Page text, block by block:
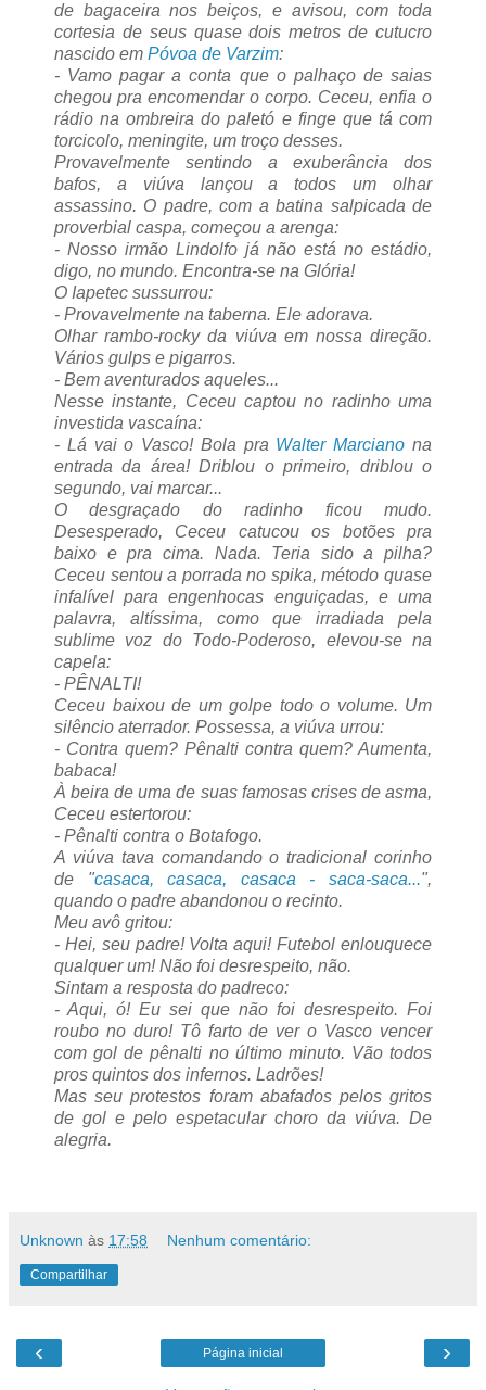
de bagaceira nos beiços, e avisou, com toda
cortesia de seus quase dois metros de cutucro
nascido em Póvoa de Varzim:
- Vamo pagar a conta que o palhaço de saias
chegou pra encomendar o corpo. Ceceu, enfia o
rádio na ombreira do paletó e finge que tá com
torcicolo, meningite, um troço desses.
Provavelmente sentindo a exuberância dos
bafos, a viúva lançou a todos um olhar
assassino. O padre, com a batina salpicada de
proverbial caspa, começou a arenga:
- Nosso irmão Lindolfo já não está no estádio,
digo, no mundo. Encontra-se na Glória!
O Iapetec sussurrou:
- Provavelmente na taberna. Ele adorava.
Olhar rambo-rocky da viúva em nossa direção.
Vários gulps e pigarros.
- Bem aventurados aqueles...
Nesse instante, Ceceu captou no radinho uma
investida vascaína:
- Lá vai o Vasco! Bola pra Walter Marciano na
entrada da área! Driblou o primeiro, driblou o
segundo, vai marcar...
O desgraçado do radinho ficou mudo.
Desesperado, Ceceu catucou os botões pra
baixo e pra cima. Nada. Teria sido a pilha?
Ceceu sentou a porrada no spika, método quase
infalível para engenhocas enguiçadas, e uma
palavra, altíssima, como que irradiada pela
sublime voz do Todo-Poderoso, elevou-se na
capela:
- PÊNALTI!
Ceceu baixou de um golpe todo o volume. Um
silêncio aterrador. Possessa, a viúva urrou:
- Contra quem? Pênalti contra quem? Aumenta,
babaca!
À beira de uma de suas famosas crises de asma,
Ceceu estertorou:
- Pênalti contra o Botafogo.
A viúva tava comandando o tradicional corinho
de "casaca, casaca, casaca - saca-saca...",
quando o padre abandonou o recinto.
Meu avô gritou:
- Hei, seu padre! Volta aqui! Futebol enlouquece
qualquer um! Não foi desrespeito, não.
Sintam a resposta do padreco:
- Aqui, ó! Eu sei que não foi desrespeito. Foi
roubo no duro! Tô farto de ver o Vasco vencer
com gol de pênalti no último minuto. Vão todos
pros quintos dos infernos. Ladrões!
Mas seu protestos foram abafados pelos gritos
de gol e pelo espetacular choro da viúva. De
alegria.
Unknown às 17:58 Nenhum comentário:
Compartilhar
‹ ›
Página inicial